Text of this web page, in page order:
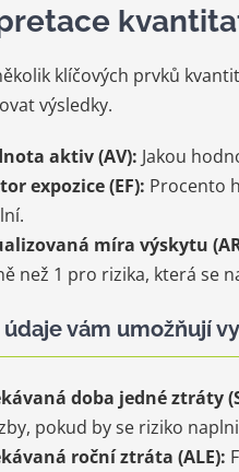
klíčových prvků
výsledky.
aktiv (AV): Jakou
expozice (EF): Procento
míra výskytu
než 1 pro rizika, která se
vám umožňují
doba jedné ztráty
pokud by se riziko
roční ztráta (ALE):